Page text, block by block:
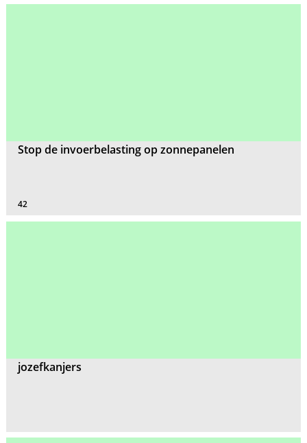
Stop de invoerbelasting op zonnepanelen
42
jozefkanjers